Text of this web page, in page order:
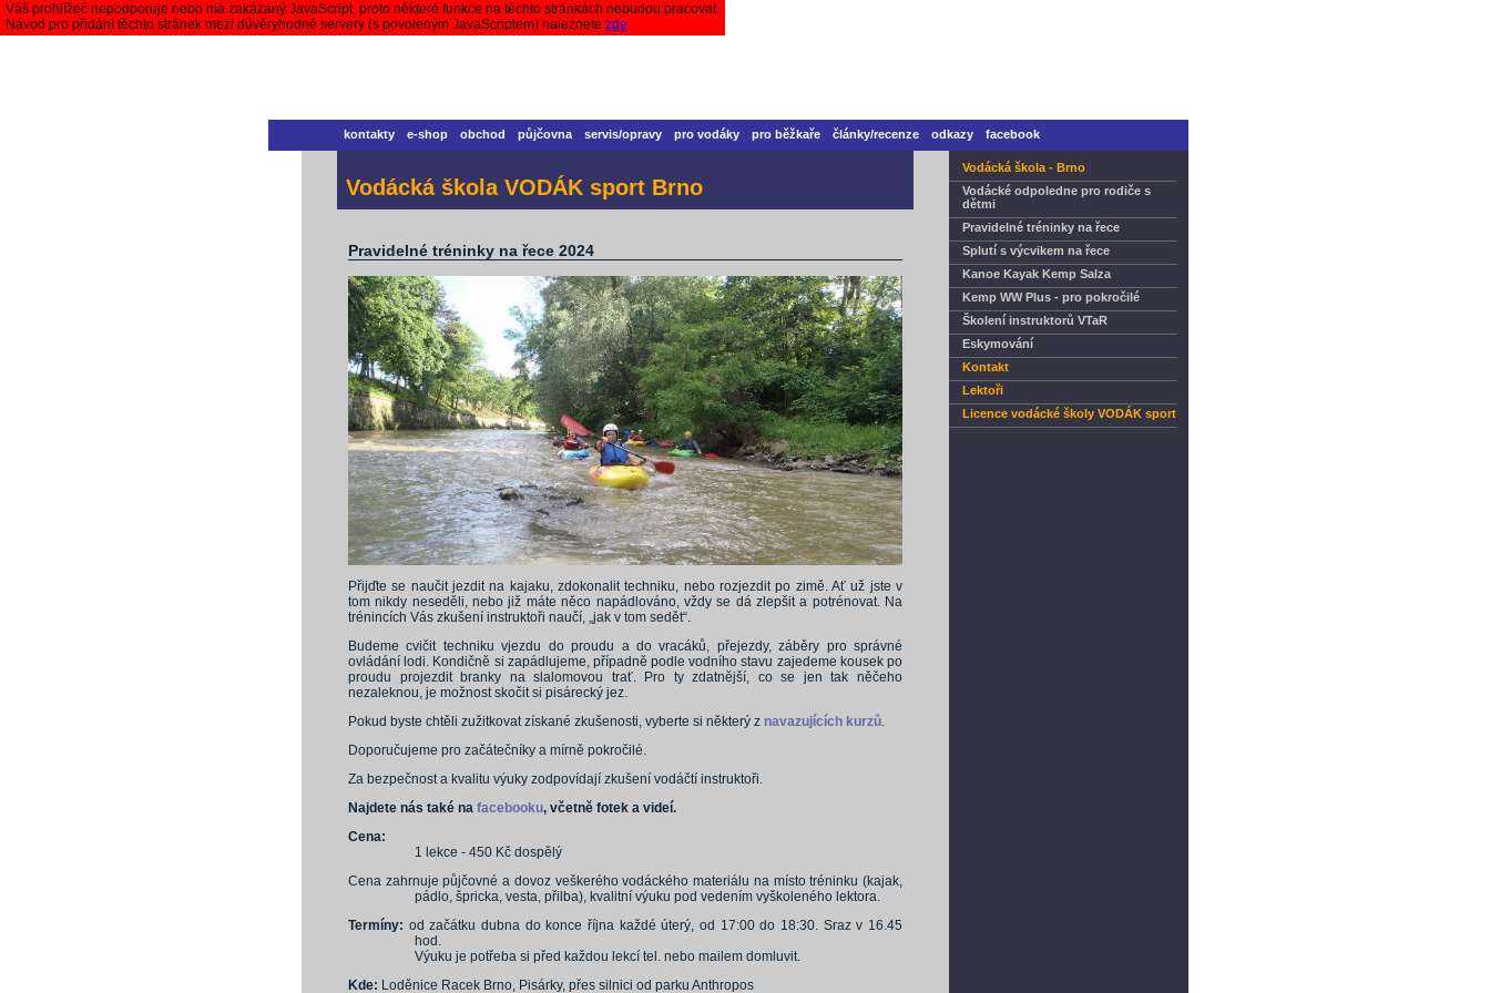
Váš prohlížeč nepodporuje nebo má zakázaný JavaScript, proto některé funkce na těchto stránkách nebudou pracovat.
Návod pro přidání těchto stránek mezi důvěryhodné servery (s povoleným JavaScriptem) naleznete zde.
kontakty e-shop obchod půjčovna servis/opravy pro vodáky pro běžkaře články/recenze odkazy facebook
Vodácká škola VODÁK sport Brno
Pravidelné tréninky na řece 2024
Přijďte se naučit jezdit na kajaku, zdokonalit techniku, nebo rozjezdit po zimě. Ať už jste v
tom nikdy neseděli, nebo již máte něco napádlováno, vždy se dá zlepšit a potrénovat. Na
trénincích Vás zkušení instruktoři naučí, „jak v tom sedět“.
Budeme cvičit techniku vjezdu do proudu a do vracáků, přejezdy, záběry pro správné
ovládání lodi. Kondičně si zapádlujeme, případně podle vodního stavu zajedeme kousek po
proudu projezdit branky na slalomovou trať. Pro ty zdatnější, co se jen tak něčeho
nezaleknou, je možnost skočit si pisárecký jez.
Pokud byste chtěli zužitkovat získané zkušenosti, vyberte si některý z navazujících kurzů.
Doporučujeme pro začátečníky a mírně pokročilé.
Za bezpečnost a kvalitu výuky zodpovídají zkušení vodáčtí instruktoři.
Najdete nás také na facebooku, včetně fotek a videí.
Cena:
1 lekce - 450 Kč dospělý
Cena zahrnuje půjčovné a dovoz veškerého vodáckého materiálu na místo tréninku (kajak,
pádlo, špricka, vesta, přilba), kvalitní výuku pod vedením vyškoleného lektora.
Termíny: od začátku dubna do konce října každé úterý, od 17:00 do 18:30. Sraz v 16.45
hod.
Výuku je potřeba si před každou lekcí tel. nebo mailem domluvit.
Kde: Loděnice Racek Brno, Pisárky, přes silnici od parku Anthropos
Vodácká škola - Brno
Vodácké odpoledne pro rodiče s
dětmi
Pravidelné tréninky na řece
Splutí s výcvikem na řece
Kanoe Kayak Kemp Salza
Kemp WW Plus - pro pokročilé
Školení instruktorů VTaR
Eskymování
Kontakt
Lektoři
Licence vodácké školy VODÁK sport